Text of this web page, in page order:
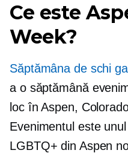
Ce este
Week?
Săptămâna de schi
a o săptămână
loc în Aspen,
Evenimentul este
LGBTQ+ din Aspen